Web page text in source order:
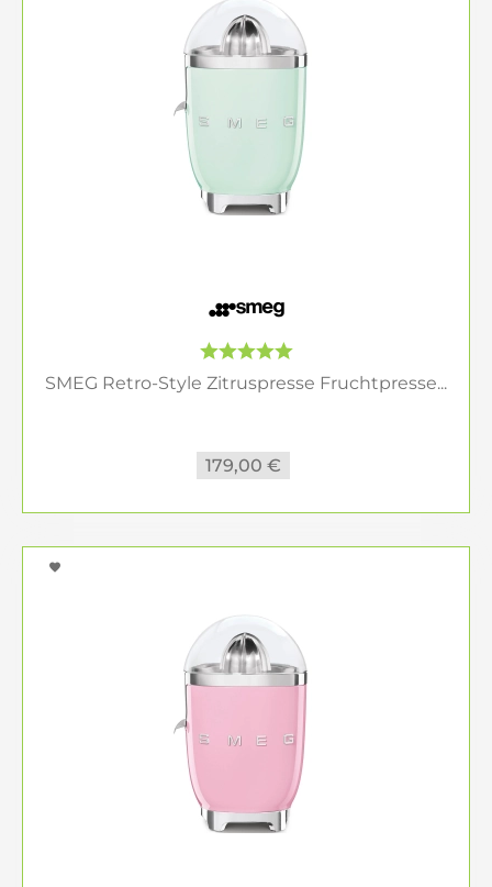
SMEG Retro-Style Zitruspresse Fruchtpresse...
179,00 €